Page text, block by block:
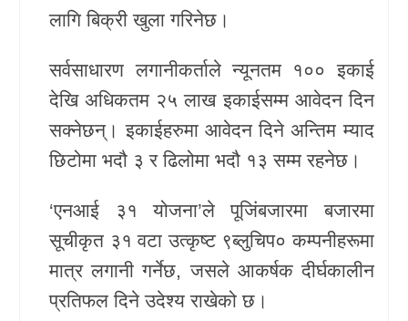
लागि बिक्री खुला गरिनेछ।
सर्वसाधारण लगानीकर्ताले न्यूनतम १०० इकाई
देखि अधिकतम २५ लाख इकाईसम्म आवेदन दिन
सक्नेछन्। इकाईहरुमा आवेदन दिने अन्तिम म्याद
छिटोमा भदौ ३ र ढिलोमा भदौ १३ सम्म रहनेछ।
‘एनआई ३१ योजना’ले पूजिंबजारमा बजारमा
सूचीकृत ३१ वटा उत्कृष्ट ९ब्लुचिप० कम्पनीहरूमा
मात्र लगानी गर्नेछ, जसले आकर्षक दीर्घकालीन
प्रतिफल दिने उदेश्य राखेको छ।